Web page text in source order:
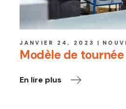
JANVIER 24, 2023
Modèle de
En lire plus